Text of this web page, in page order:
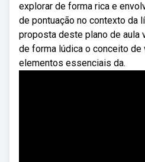
explorar de forma rica e
de pontuação no contexto da
proposta deste plano de aula
de forma lúdica o conceito de
elementos essenciais da.